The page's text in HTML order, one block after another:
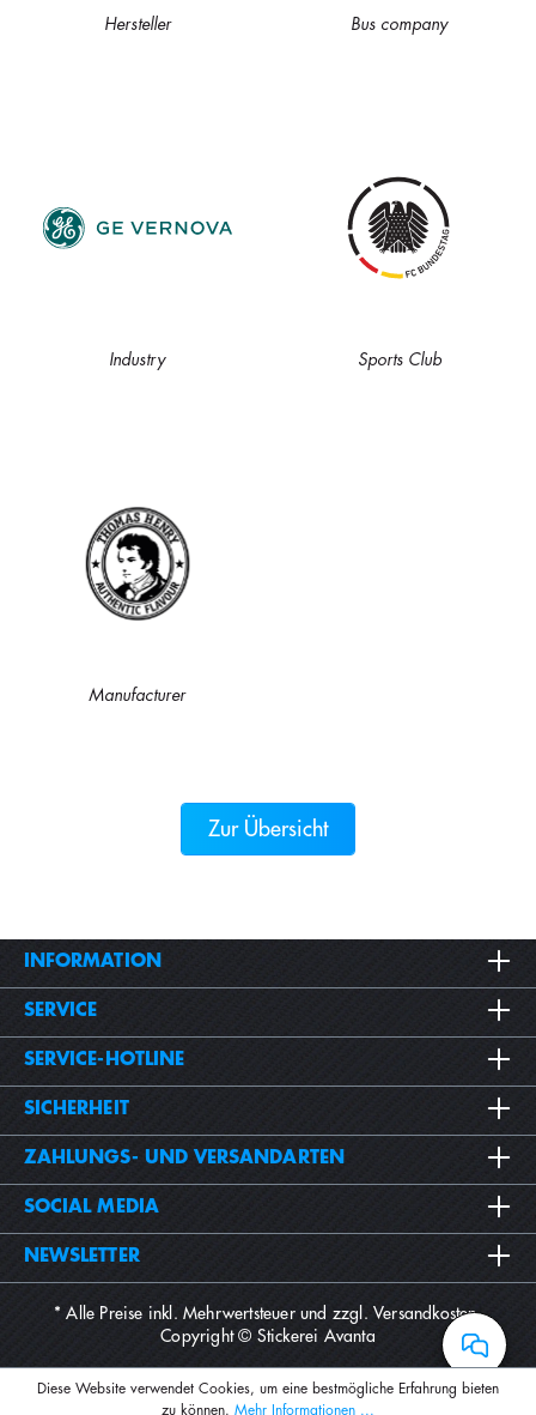
Hersteller Bus company
Industry Sports Club
Manufacturer
Zur Übersicht
INFORMATION
SERVICE
SERVICE-HOTLINE
SICHERHEIT
ZAHLUNGS- UND VERSANDARTEN
SOCIAL MEDIA
NEWSLETTER
* Alle Preise inkl. Mehrwertsteuer und zzgl.Versandkosten.
Copyright © Stickerei Avanta
Diese Website verwendet Cookies, um eine bestmögliche Erfahrung bieten
zu können. Mehr Informationen ...